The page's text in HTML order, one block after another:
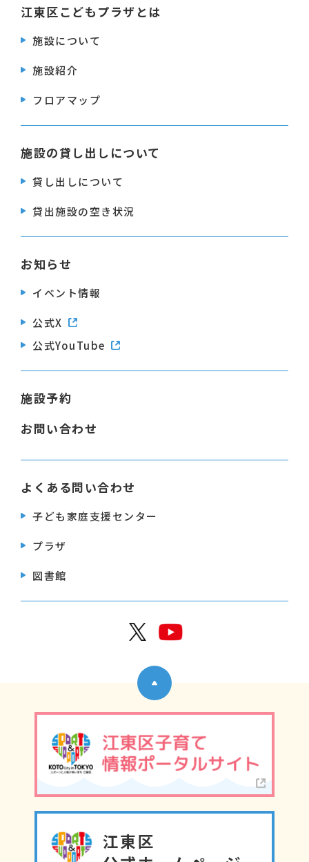
江東区こどもプラザとは
施設について
施設紹介
フロアマップ
施設の貸し出しについて
貸し出しについて
貸出施設の空き状況
お知らせ
イベント情報
公式X
公式YouTube
施設予約
お問い合わせ
よくある問い合わせ
子ども家庭支援センター
プラザ
図書館